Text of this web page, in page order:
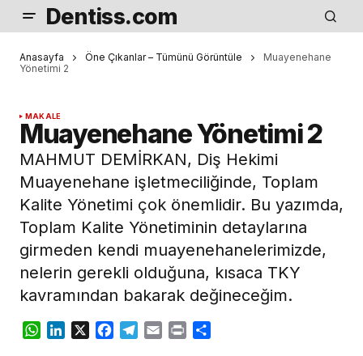
Dentiss.com
Anasayfa Öne Çıkanlar – Tümünü Görüntüle
Muayenehane
Yönetimi 2
MAKALE
Muayenehane Yönetimi 2
MAHMUT DEMİRKAN, Diş Hekimi
Muayenehane işletmeciliğinde, Toplam
Kalite Yönetimi çok önemlidir. Bu yazımda,
Toplam Kalite Yönetiminin detaylarına
girmeden kendi muayenehanelerimizde,
nelerin gerekli olduğuna, kısaca TKY
kavramından bakarak değineceğim.
WhatsApp
LinkedIn
X Facebook
Telegram
Email Print